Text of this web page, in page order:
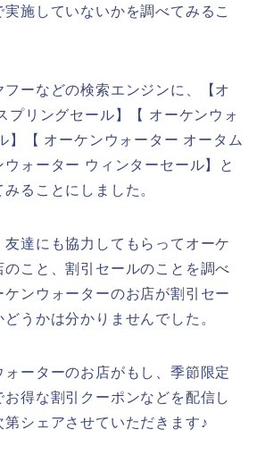
施していないかを調べてみるこ
ーなどの検索エンジンに、【オ
プリングセール】【 オーケンウォ
】【 オーケンウォーター オータム
ォーター ウィンターセール】と
ることにしました。
友達にも協力してもらってオーケ
のこと、割引セールのことを調べ
ンウォーターのお店が割引セー
うかは分かりませんでした。
ーターのお店がもし、季節限定
得な割引クーポンなどを配信し
シェアさせていただきます♪